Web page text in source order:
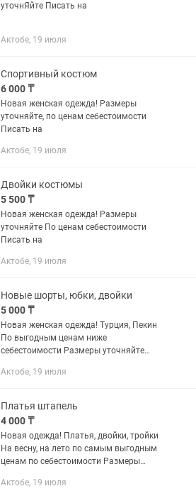
уточнЯйте Писать на
Актобе, 19 июля
Спортивный костюм
6 000 ₸
Новая женская одежда! Размеры
уточняйте, по ценам себестоимости
Писать на
Актобе, 19 июля
Двойки костюмы
5 500 ₸
Новая женская одежда! Размеры
уточняйте По ценам себестоимости
Писать на
Актобе, 19 июля
Новые шорты, юбки, двойки
5 000 ₸
Новая женская одежда! Турция, Пекин
По выгодным ценам ниже
себестоимости Размеры уточняйте
Актобе, 19 июля
Платья штапель
4 000 ₸
Новая одежда! Платья, двойки, тройки
На весну, на лето по самым выгодным
ценам по себестоимости Размеры
Актобе, 19 июля